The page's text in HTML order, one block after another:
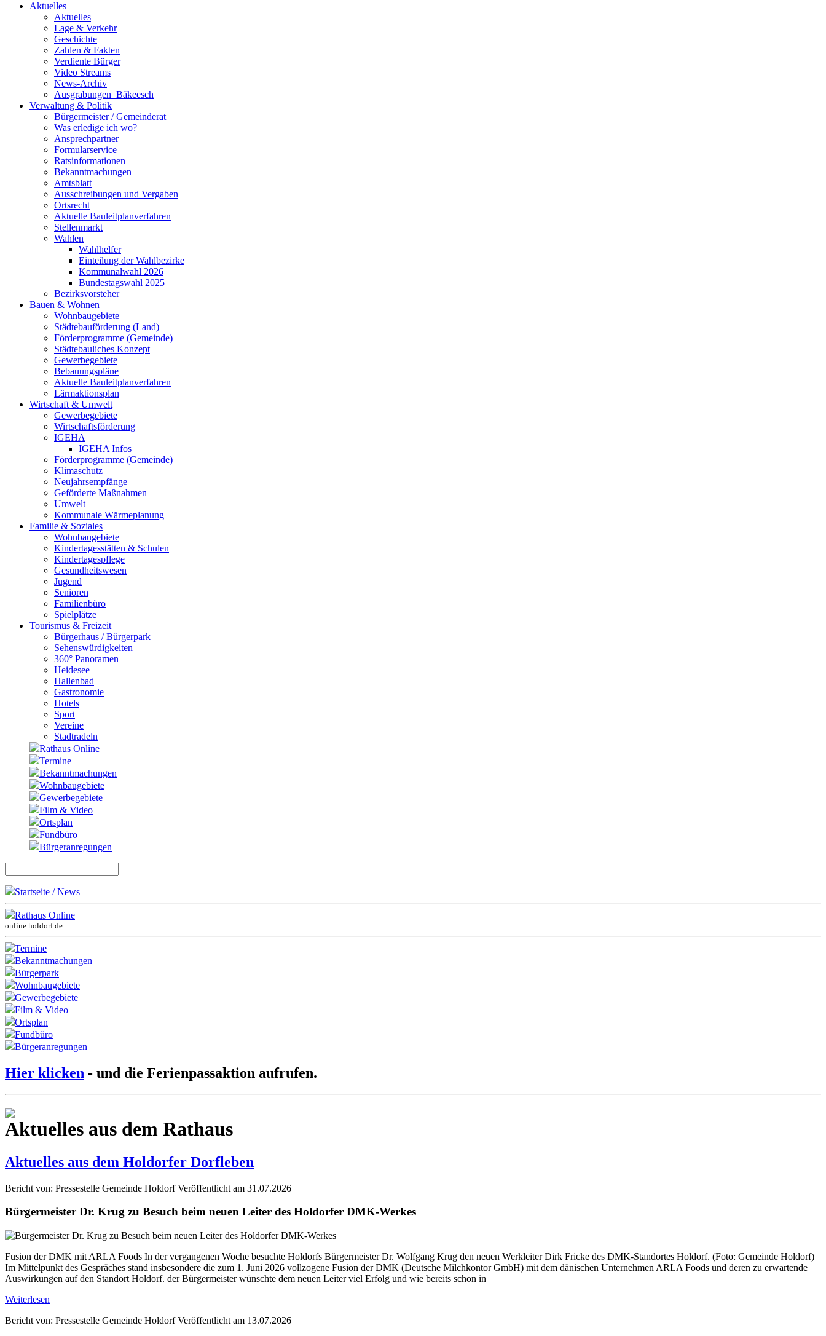
Aktuelles
Aktuelles
Lage & Verkehr
Geschichte
Zahlen & Fakten
Verdiente Bürger
Video Streams
News-Archiv
Ausgrabungen_Bäkeesch
Verwaltung & Politik
Bürgermeister / Gemeinderat
Was erledige ich wo?
Ansprechpartner
Formularservice
Ratsinformationen
Bekanntmachungen
Amtsblatt
Ausschreibungen und Vergaben
Ortsrecht
Aktuelle Bauleitplanverfahren
Stellenmarkt
Wahlen
Wahlhelfer
Einteilung der Wahlbezirke
Kommunalwahl 2026
Bundestagswahl 2025
Bezirksvorsteher
Bauen & Wohnen
Wohnbaugebiete
Städtebauförderung (Land)
Förderprogramme (Gemeinde)
Städtebauliches Konzept
Gewerbegebiete
Bebauungspläne
Aktuelle Bauleitplanverfahren
Lärmaktionsplan
Wirtschaft & Umwelt
Gewerbegebiete
Wirtschaftsförderung
IGEHA
IGEHA Infos
Förderprogramme (Gemeinde)
Klimaschutz
Neujahrsempfänge
Geförderte Maßnahmen
Umwelt
Kommunale Wärmeplanung
Familie & Soziales
Wohnbaugebiete
Kindertagesstätten & Schulen
Kindertagespflege
Gesundheitswesen
Jugend
Senioren
Familienbüro
Spielplätze
Tourismus & Freizeit
Bürgerhaus / Bürgerpark
Sehenswürdigkeiten
360° Panoramen
Heidesee
Hallenbad
Gastronomie
Hotels
Sport
Vereine
Stadtradeln
Rathaus Online
Termine
Bekanntmachungen
Wohnbaugebiete
Gewerbegebiete
Film & Video
Ortsplan
Fundbüro
Bürgeranregungen
Startseite / News
Rathaus Online
online.holdorf.de
Termine
Bekanntmachungen
Bürgerpark
Wohnbaugebiete
Gewerbegebiete
Film & Video
Ortsplan
Fundbüro
Bürgeranregungen
Hier klicken - und die Ferienpassaktion aufrufen.
Aktuelles aus dem Rathaus
Aktuelles aus dem Holdorfer Dorfleben
Bericht von: Pressestelle Gemeinde Holdorf Veröffentlicht am 31.07.2026
Bürgermeister Dr. Krug zu Besuch beim neuen Leiter des Holdorfer DMK-Werkes
Fusion der DMK mit ARLA Foods In der vergangenen Woche besuchte Holdorfs Bürgermeister Dr. Wolfgang Krug den neuen Werkleiter Dirk Fricke des DMK-Standortes Holdorf. (Foto: Gemeinde Holdorf)
Im Mittelpunkt des Gespräches stand insbesondere die zum 1. Juni 2026 vollzogene Fusion der DMK (Deutsche Milchkontor GmbH) mit dem dänischen Unternehmen ARLA Foods und deren zu erwartende
Auswirkungen auf den Standort Holdorf. der Bürgermeister wünschte dem neuen Leiter viel Erfolg und wie bereits schon in
Weiterlesen
Bericht von: Pressestelle Gemeinde Holdorf Veröffentlicht am 13.07.2026